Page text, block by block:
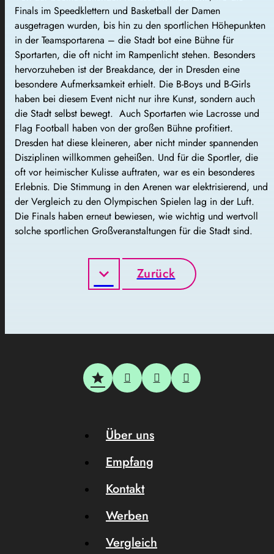
Finals im Speedklettern und Basketball der Damen
ausgetragen wurden, bis hin zu den sportlichen Höhepunkten
in der Teamsportarena – die Stadt bot eine Bühne für
Sportarten, die oft nicht im Rampenlicht stehen. Besonders
hervorzuheben ist der Breakdance, der in Dresden eine
besondere Aufmerksamkeit erhielt. Die B-Boys und B-Girls
haben bei diesem Event nicht nur ihre Kunst, sondern auch
die Stadt selbst bewegt. Auch Sportarten wie Lacrosse und
Flag Football haben von der großen Bühne profitiert.
Dresden hat diese kleineren, aber nicht minder spannenden
Disziplinen willkommen geheißen. Und für die Sportler, die
oft vor heimischer Kulisse auftraten, war es ein besonderes
Erlebnis. Die Stimmung in den Arenen war elektrisierend, und
der Vergleich zu den Olympischen Spielen lag in der Luft.
Die Finals haben erneut bewiesen, wie wichtig und wertvoll
solche sportlichen Großveranstaltungen für die Stadt sind.
Zurück
Über uns
Empfang
Kontakt
Werben
Vergleich